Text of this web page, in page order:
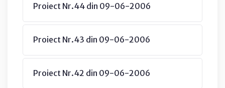
Proiect Nr.44 din 09-06-2006
Proiect Nr.43 din 09-06-2006
Proiect Nr.42 din 09-06-2006